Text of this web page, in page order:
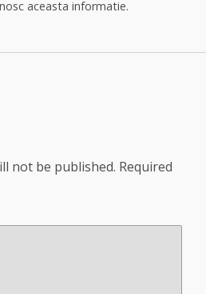
aceasta informatie.
not be published. Required